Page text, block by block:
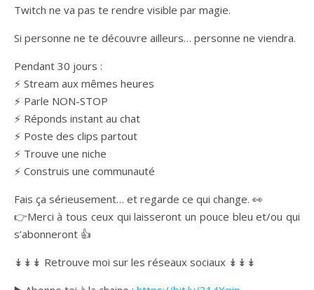
Twitch ne va pas te rendre visible par magie.
Si personne ne te découvre ailleurs… personne ne viendra.
Pendant 30 jours :
⚡ Stream aux mêmes heures
⚡ Parle NON-STOP
⚡ Réponds instant au chat
⚡ Poste des clips partout
⚡ Trouve une niche
⚡ Construis une communauté
Fais ça sérieusement… et regarde ce qui change. 👀
👉Merci à tous ceux qui laisseront un pouce bleu et/ou qui
s’abonneront 👍
↡↡↡ Retrouve moi sur les réseaux sociaux ↡↡↡